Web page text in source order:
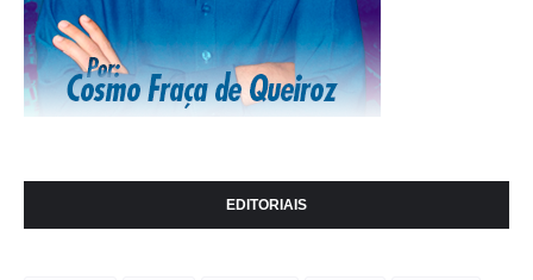
EDITORIAIS